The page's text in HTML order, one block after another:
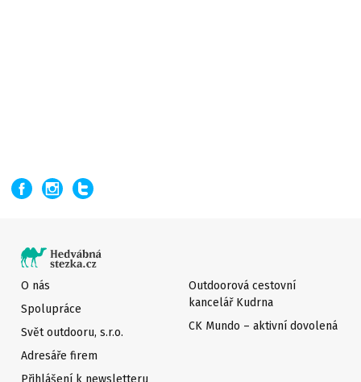
O nás
Spolupráce
Svět outdooru, s.r.o.
Adresáře firem
Outdoorová cestovní
kancelář Kudrna
CK Mundo – aktivní dovolená